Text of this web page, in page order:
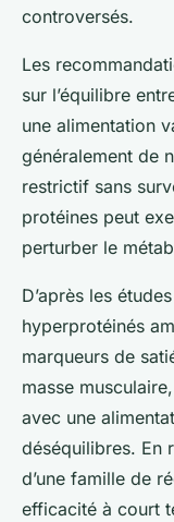
controversés.
Les
sur l’équilibre
une alimentation
généralement de
restrictif sans
protéines peut
perturber le
D’après les
hyperprotéinés
marqueurs de
masse
avec une
déséquilibres. En
d’une famille de
efficacité à court